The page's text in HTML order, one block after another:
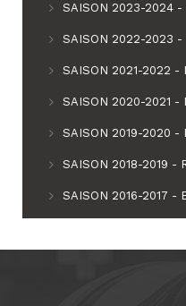
SAISON 2023-2024 -
SAISON 2022-2023 -
SAISON 2021-2022 -
SAISON 2020-2021 -
SAISON 2019-2020 -
SAISON 2018-2019 -
SAISON 2016-2017 -